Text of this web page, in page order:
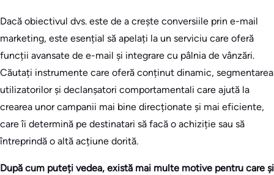
Dacă obiectivul dvs. este de a crește conversiile prin e-mail
marketing, este esențial să apelați la un serviciu care oferă
funcții avansate de e-mail și integrare cu pâlnia de vânzări.
Căutați instrumente care oferă conținut dinamic, segmentarea
utilizatorilor și declanșatori comportamentali care ajută la
crearea unor campanii mai bine direcționate și mai eficiente,
care îi determină pe destinatari să facă o achiziție sau să
întreprindă o altă acțiune dorită.
După cum puteți vedea, există mai multe motive pentru care și